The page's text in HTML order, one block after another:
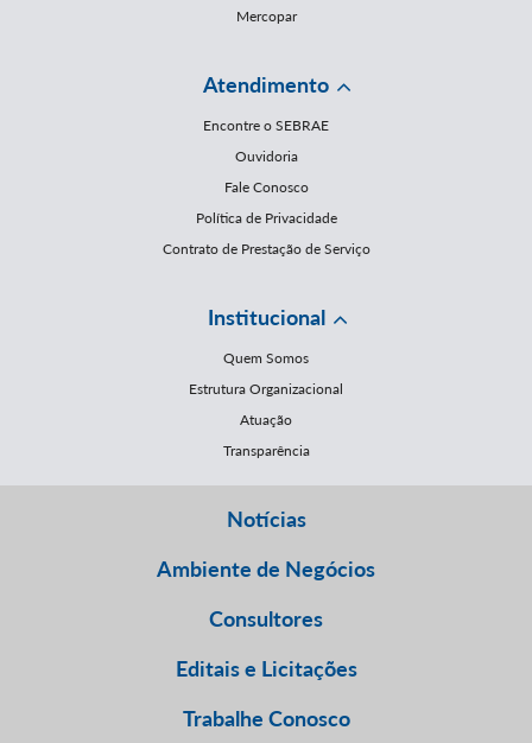
Mercopar
Atendimento
Encontre o SEBRAE
Ouvidoria
Fale Conosco
Política de Privacidade
Contrato de Prestação de Serviço
Institucional
Quem Somos
Estrutura Organizacional
Atuação
Transparência
Notícias
Ambiente de Negócios
Consultores
Editais e Licitações
Trabalhe Conosco